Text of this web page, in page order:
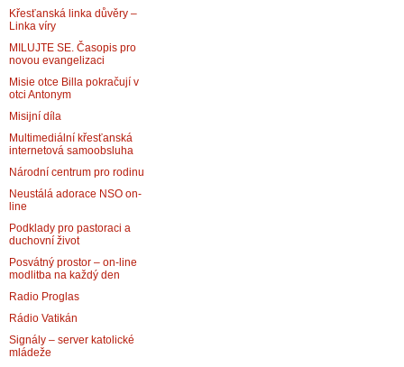
Křesťanská linka důvěry –
Linka víry
MILUJTE SE. Časopis pro
novou evangelizaci
Misie otce Billa pokračují v
otci Antonym
Misijní díla
Multimediální křesťanská
internetová samoobsluha
Národní centrum pro rodinu
Neustálá adorace NSO on-
line
Podklady pro pastoraci a
duchovní život
Posvátný prostor – on-line
modlitba na každý den
Radio Proglas
Rádio Vatikán
Signály – server katolické
mládeže